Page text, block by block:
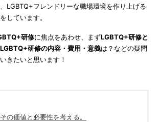
LGBTQ+フレンドリーな職場環境を作り上げる
しています。
研修に焦点をあわせ、まずLGBTQ+研修と
LGBTQ+研修の内容・費用・意義は？などの疑問
きたいと思います！
の価値と必要性を考える。